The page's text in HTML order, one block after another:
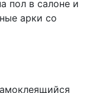
пол в салоне и
арки со